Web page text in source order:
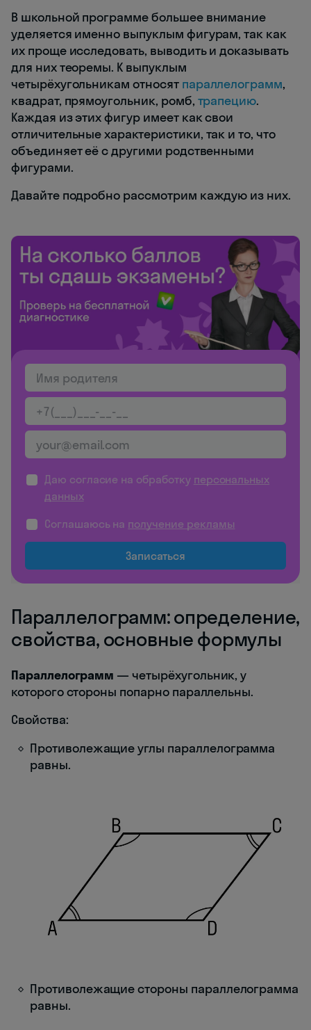
В школьной программе большее внимание
уделяется именно выпуклым фигурам, так как
их проще исследовать, выводить и доказывать
для них теоремы. К выпуклым
четырёхугольникам относят параллелограмм,
квадрат, прямоугольник, ромб, трапецию.
Каждая из этих фигур имеет как свои
отличительные характеристики, так и то, что
объединяет её с другими родственными
фигурами.
Давайте подробно рассмотрим каждую из них.
Даю согласие на обработку персональных
данных
Соглашаюсь на получение рекламы
Записаться
Параллелограмм: определение,
свойства, основные формулы
Параллелограмм — четырёхугольник, у
которого стороны попарно параллельны.
Свойства:
Противолежащие углы параллелограмма
равны.
Противолежащие стороны параллелограмма
равны.